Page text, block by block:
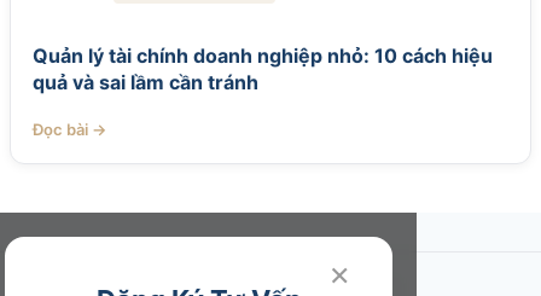
Quản lý tài chính doanh nghiệp nhỏ: 10 cách hiệu
quả và sai lầm cần tránh
Đọc bài →
×